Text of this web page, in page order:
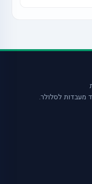
מעבדות לסלולר.